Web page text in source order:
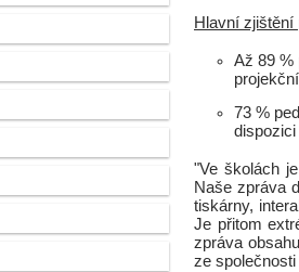
Hlavní zjištění
Až 89 %
73 %
dispozici
"Ve školách
Naše zpráva
tiskárny,
Je přitom
zpráva
ze společnosti